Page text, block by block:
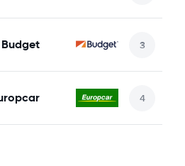
Budget